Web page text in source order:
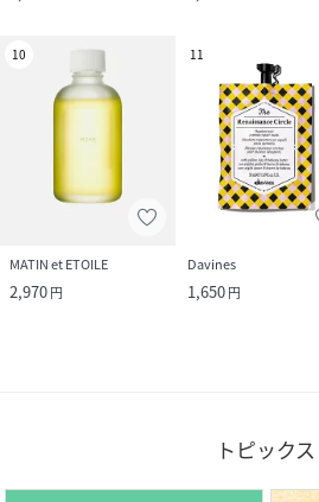
10
MATIN et ETOILE
2,970円
11
Davines
1,650円
トピックス